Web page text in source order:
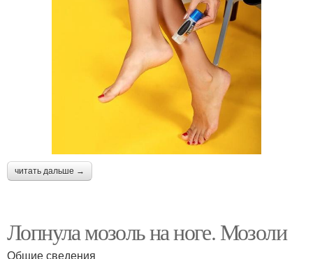
читать дальше →
Лопнула мозоль на ноге. Мозоли
Общие сведения